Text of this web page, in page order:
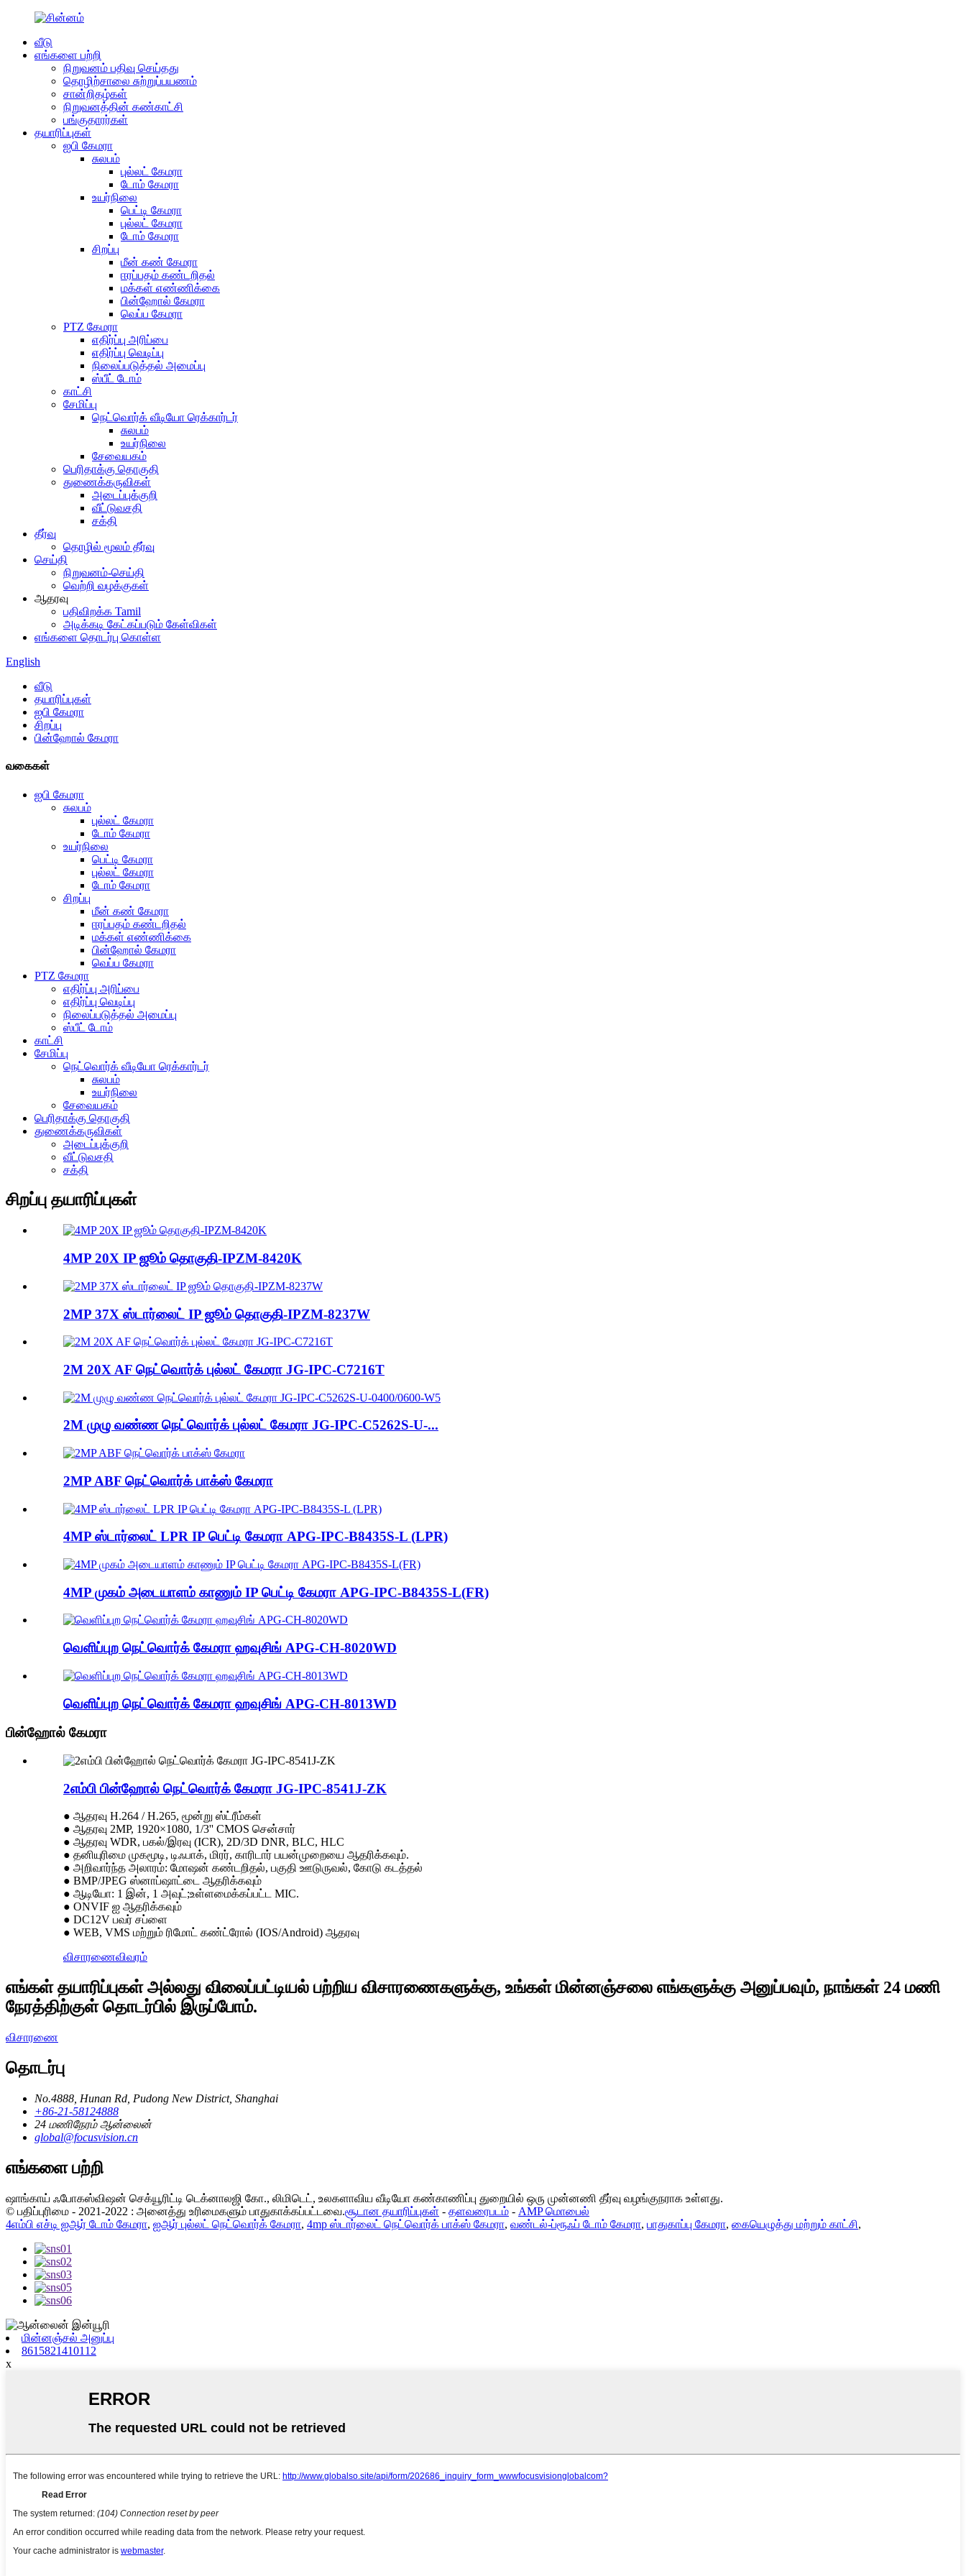
வீடு
எங்களை பற்றி
நிறுவனம் பதிவு செய்தது
தொழிற்சாலை சுற்றுப்பயணம்
சான்றிதழ்கள்
நிறுவனத்தின் கண்காட்சி
பங்குதாரர்கள்
தயாரிப்புகள்
ஐபி கேமரா
சுலபம்
புல்லட் கேமரா
டோம் கேமரா
உயர்நிலை
பெட்டி கேமரா
புல்லட் கேமரா
டோம் கேமரா
சிறப்பு
மீன் கண் கேமரா
ஈரப்பதம் கண்டறிதல்
மக்கள் எண்ணிக்கை
பின்ஹோல் கேமரா
வெப்ப கேமரா
PTZ கேமரா
எதிர்ப்பு அரிப்பை
எதிர்ப்பு வெடிப்பு
நிலைப்படுத்தல் அமைப்பு
ஸ்பீட் டோம்
காட்சி
சேமிப்பு
நெட்வொர்க் வீடியோ ரெக்கார்டர்
சுலபம்
உயர்நிலை
சேவையகம்
பெரிதாக்கு தொகுதி
துணைக்கருவிகள்
அடைப்புக்குறி
வீட்டுவசதி
சக்தி
தீர்வு
தொழில் மூலம் தீர்வு
செய்தி
நிறுவனம்-செய்தி
வெற்றி வழக்குகள்
ஆதரவு
பதிவிறக்க Tamil
அடிக்கடி கேட்கப்படும் கேள்விகள்
எங்களை தொடர்பு கொள்ள
English
வீடு
தயாரிப்புகள்
ஐபி கேமரா
சிறப்பு
பின்ஹோல் கேமரா
வகைகள்
ஐபி கேமரா
சுலபம்
புல்லட் கேமரா
டோம் கேமரா
உயர்நிலை
பெட்டி கேமரா
புல்லட் கேமரா
டோம் கேமரா
சிறப்பு
மீன் கண் கேமரா
ஈரப்பதம் கண்டறிதல்
மக்கள் எண்ணிக்கை
பின்ஹோல் கேமரா
வெப்ப கேமரா
PTZ கேமரா
எதிர்ப்பு அரிப்பை
எதிர்ப்பு வெடிப்பு
நிலைப்படுத்தல் அமைப்பு
ஸ்பீட் டோம்
காட்சி
சேமிப்பு
நெட்வொர்க் வீடியோ ரெக்கார்டர்
சுலபம்
உயர்நிலை
சேவையகம்
பெரிதாக்கு தொகுதி
துணைக்கருவிகள்
அடைப்புக்குறி
வீட்டுவசதி
சக்தி
சிறப்பு தயாரிப்புகள்
4MP 20X IP ஜூம் தொகுதி-IPZM-8420K
2MP 37X ஸ்டார்லைட் IP ஜூம் தொகுதி-IPZM-8237W
2M 20X AF நெட்வொர்க் புல்லட் கேமரா JG-IPC-C7216T
2M முழு வண்ண நெட்வொர்க் புல்லட் கேமரா JG-IPC-C5262S-U-...
2MP ABF நெட்வொர்க் பாக்ஸ் கேமரா
4MP ஸ்டார்லைட் LPR IP பெட்டி கேமரா APG-IPC-B8435S-L (LPR)
4MP முகம் அடையாளம் காணும் IP பெட்டி கேமரா APG-IPC-B8435S-L(FR)
வெளிப்புற நெட்வொர்க் கேமரா ஹவுசிங் APG-CH-8020WD
வெளிப்புற நெட்வொர்க் கேமரா ஹவுசிங் APG-CH-8013WD
பின்ஹோல் கேமரா
2எம்பி பின்ஹோல் நெட்வொர்க் கேமரா JG-IPC-8541J-ZK
● ஆதரவு H.264 / H.265, மூன்று ஸ்ட்ரீம்கள்
● ஆதரவு 2MP, 1920×1080, 1/3'' CMOS சென்சார்
● ஆதரவு WDR, பகல்/இரவு (ICR), 2D/3D DNR, BLC, HLC
● தனியுரிமை முகமூடி, டிஃபாக், மிரர், காரிடார் பயன்முறையை ஆதரிக்கவும்.
● அறிவார்ந்த அலாரம்: மோஷன் கண்டறிதல், பகுதி ஊடுருவல், கோடு கடத்தல்
● BMP/JPEG ஸ்னாப்ஷாட்டை ஆதரிக்கவும்
● ஆடியோ: 1 இன், 1 அவுட்;உள்ளமைக்கப்பட்ட MIC.
● ONVIF ஐ ஆதரிக்கவும்
● DC12V பவர் சப்ளை
● WEB, VMS மற்றும் ரிமோட் கண்ட்ரோல் (IOS/Android) ஆதரவு
விசாரணைவிவரம்
எங்கள் தயாரிப்புகள் அல்லது விலைப்பட்டியல் பற்றிய விசாரணைகளுக்கு, உங்கள் மின்னஞ்சலை எங்களுக்கு அனுப்பவும், நாங்கள் 24 மணி
நேரத்திற்குள் தொடர்பில் இருப்போம்.
விசாரணை
தொடர்பு
No.4888, Hunan Rd, Pudong New District, Shanghai
+86-21-58124888
24 மணிநேரம் ஆன்லைன்
global@focusvision.cn
எங்களை பற்றி
ஷாங்காய் ஃபோகஸ்விஷன் செக்யூரிட்டி டெக்னாலஜி கோ., லிமிடெட், உலகளாவிய வீடியோ கண்காணிப்பு துறையில் ஒரு முன்னணி தீர்வு வழங்குநராக உள்ளது.
© பதிப்புரிமை - 2021-2022 : அனைத்து உரிமைகளும் பாதுகாக்கப்பட்டவை.சூடான தயாரிப்புகள் - தளவரைபடம் - AMP மொபைல்
4எம்பி எச்டி ஐஆர் டோம் கேமரா, ஐஆர் புல்லட் நெட்வொர்க் கேமரா, 4mp ஸ்டார்லைட் நெட்வொர்க் பாக்ஸ் கேமரா, வண்டல்-ப்ரூஃப் டோம் கேமரா, பாதுகாப்பு கேமரா, கையெழுத்து மற்றும் காட்சி,
மின்னஞ்சல் அனுப்பு
8615821410112
x